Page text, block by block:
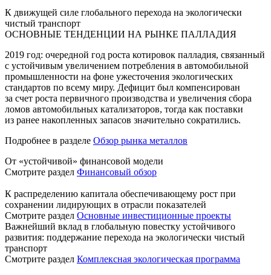
К движущей силе глобального перехода на экологически
чистый транспорт
ОСНОВНЫЕ ТЕНДЕНЦИИ НА РЫНКЕ ПАЛЛАДИЯ
2019 год: очередной год роста котировок палладия, связанный
с устойчивым увеличением потребления в автомобильной
промышленности на фоне ужесточения экологических
стандартов по всему миру. Дефицит был компенсирован
за счет роста первичного производства и увеличения сбора
ломов автомобильных катализаторов, тогда как поставки
из ранее накопленных запасов значительно сократились.
Подробнее в разделе Обзор рынка металлов
От «устойчивой» финансовой модели
Смотрите раздел Финансовый обзор
К распределению капитала обеспечивающему рост при
сохранении лидирующих в отрасли показателей
Смотрите раздел Основные инвестиционные проекты
Важнейший вклад в глобальную повестку устойчивого
развития: поддержание перехода на экологически чистый
транспорт
Смотрите раздел Комплексная экологическая программа